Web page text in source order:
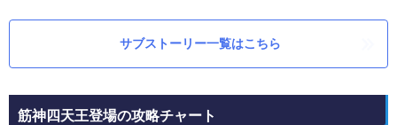
サブストーリー一覧はこちら
筋神四天王登場の攻略チャート